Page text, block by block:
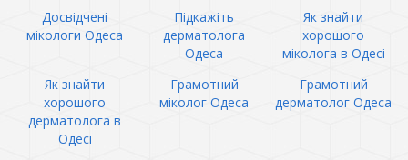
Досвідчені
мікологи Одеса
Підкажіть
дерматолога
Одеса
Як знайти
хорошого
міколога в Одесі
Як знайти
хорошого
дерматолога в
Одесі
Грамотний
міколог Одеса
Грамотний
дерматолог Одеса